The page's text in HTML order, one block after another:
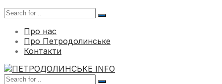
Про нас
Про Петродолинське
Контакти